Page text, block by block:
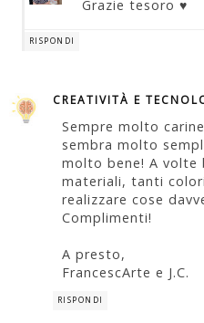
Grazie tesoro ♥
RISPONDI
CREATIVITÀ E
Sempre molto
sembra molto
molto bene! A volte
materiali, tanti
realizzare cose
Complimenti!
A presto,
FrancescArte e J.C.
RISPONDI